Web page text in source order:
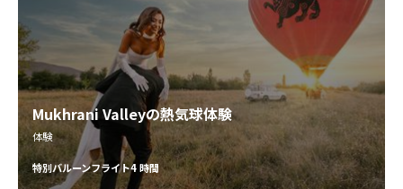
Mukhrani Valleyの熱気球体験
体験
特別バルーンフライト4 時間